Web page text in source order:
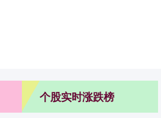
个股实时涨跌榜